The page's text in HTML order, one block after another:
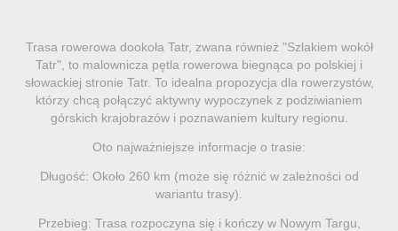
Trasa rowerowa dookoła Tatr, zwana również "Szlakiem wokół
Tatr", to malownicza pętla rowerowa biegnąca po polskiej i
słowackiej stronie Tatr. To idealna propozycja dla rowerzystów,
którzy chcą połączyć aktywny wypoczynek z podziwianiem
górskich krajobrazów i poznawaniem kultury regionu.
Oto najważniejsze informacje o trasie:
Długość: Około 260 km (może się różnić w zależności od
wariantu trasy).
Przebieg: Trasa rozpoczyna się i kończy w Nowym Targu,